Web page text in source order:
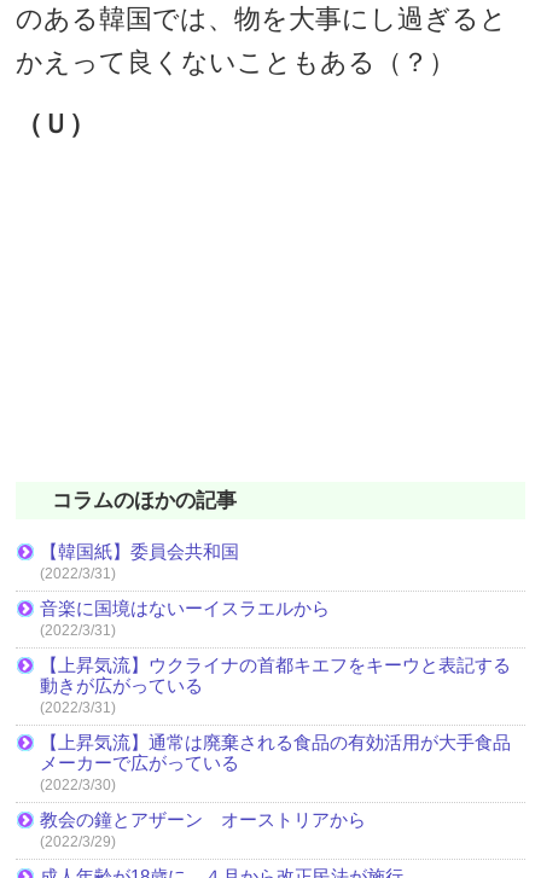
のある韓国では、物を大事にし過ぎると
かえって良くないこともある（？）
（Ｕ）
コラムのほかの記事
【韓国紙】委員会共和国
(2022/3/31)
音楽に国境はないーイスラエルから
(2022/3/31)
【上昇気流】ウクライナの首都キエフをキーウと表記する
動きが広がっている
(2022/3/31)
【上昇気流】通常は廃棄される食品の有効活用が大手食品
メーカーで広がっている
(2022/3/30)
教会の鐘とアザーン オーストリアから
(2022/3/29)